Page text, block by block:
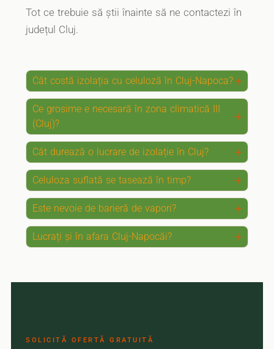
Tot ce trebuie să știi înainte să ne contactezi în
județul Cluj.
Cât costă izolația cu celuloză în Cluj-Napoca?
Ce grosime e necesară în zona climatică III
(Cluj)?
Cât durează o lucrare de izolație în Cluj?
Celuloza suflată se tasează în timp?
Este nevoie de barieră de vapori?
Lucrați și în afara Cluj-Napocăi?
SOLICITĂ OFERTĂ GRATUITĂ